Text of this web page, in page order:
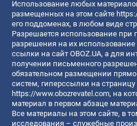
Использование любых
размещенных на этом сайте
его поддоменах, в любом виде
Разрешается использование при
разрешения на их
ссылки на сайт OBOZ.UA, а для
получении письменного
обязательном размещении
систем, гиперссылки на страницу
https://www.obozrevatel.com, на
материал в первом абзаце
Все материалы на этом сайте, в
исследования – служебные